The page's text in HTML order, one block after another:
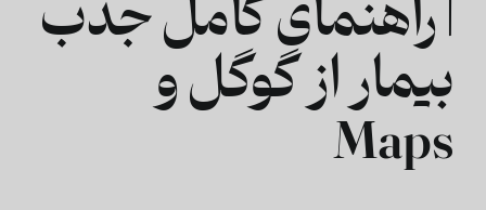
| راهنمای کامل جذب
بیمار از گوگل و
Maps